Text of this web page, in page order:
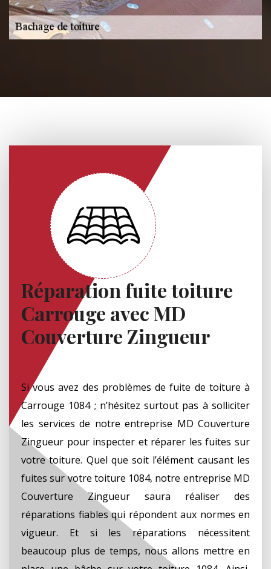
Réparation fuite toiture
Carrouge avec MD
Couverture Zingueur
Si vous avez des problèmes de fuite de toiture à
Carrouge 1084 ; n’hésitez surtout pas à solliciter
les services de notre entreprise MD Couverture
Zingueur pour inspecter et réparer les fuites sur
votre toiture. Quel que soit l’élément causant les
fuites sur votre toiture 1084, notre entreprise MD
Couverture Zingueur saura réaliser des
réparations fiables qui répondent aux normes en
vigueur. Et si les réparations nécessitent
beaucoup plus de temps, nous allons mettre en